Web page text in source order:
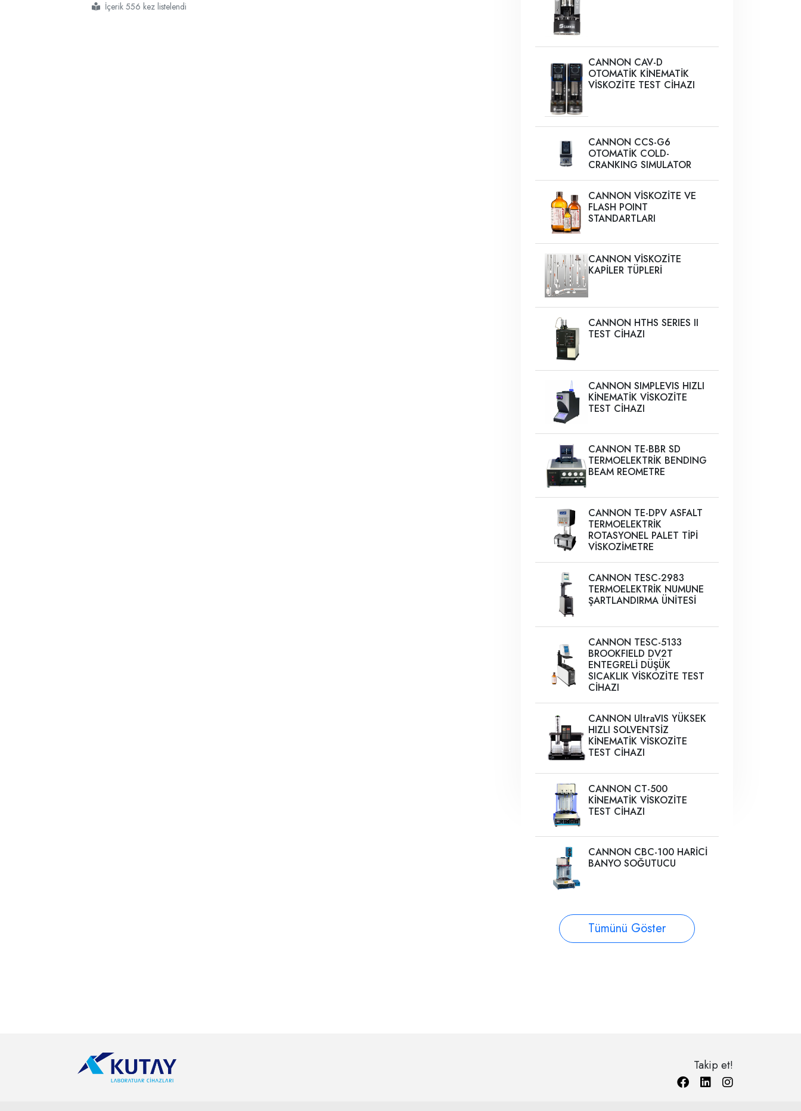
#heidolph hei
#
#ısıtmalı manyetik karıştırıcı fiyat ve modelleri
#heıdolph manyetik karıştırıcı özellikleri
#laboratuvar için hassas manyetik karıştırıcı
#en iyi manyetik karıştırıcı markaları
#manyetik karıştırıcı sıcaklık ayarlı
#lab magnetic stirrer
#heidolph magnetic stirrer
#magnetic stirrer price
İçerik 556 kez listelendi
CANNON CAV-D
OTOMATİK KİNEMATİK
VİSKOZİTE TEST CİHAZI
CANNON CCS-G6
OTOMATİK COLD-
CRANKING SIMULATOR
CANNON VİSKOZİTE VE
FLASH POINT
STANDARTLARI
CANNON VİSKOZİTE
KAPİLER TÜPLERİ
CANNON HTHS SERIES II
TEST CİHAZI
CANNON SIMPLEVIS HIZLI
KİNEMATİK VİSKOZİTE
TEST CİHAZI
CANNON TE-BBR SD
TERMOELEKTRİK BENDING
BEAM REOMETRE
CANNON TE-DPV ASFALT
TERMOELEKTRİK
ROTASYONEL PALET TİPİ
VİSKOZİMETRE
CANNON TESC-2983
TERMOELEKTRİK NUMUNE
ŞARTLANDIRMA ÜNİTESİ
CANNON TESC-5133
BROOKFIELD DV2T
ENTEGRELİ DÜŞÜK
SICAKLIK VİSKOZİTE TEST
CİHAZI
CANNON UltraVIS YÜKSEK
HIZLI SOLVENTSİZ
KİNEMATİK VİSKOZİTE
TEST CİHAZI
CANNON CT-500
KİNEMATİK VİSKOZİTE
TEST CİHAZI
CANNON CBC-100 HARİCİ
BANYO SOĞUTUCU
Tümünü Göster
Takip et!